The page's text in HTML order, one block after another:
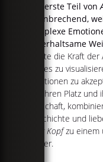
Der erste Teil von
bahnbrechend,
komplexe
unterhaltsame
nutzte die Kraft
Kindes zu
Emotionen zu
alle ihren Platz
Botschaft,
Geschichte und
steht Kopfzu einem
Kinder.